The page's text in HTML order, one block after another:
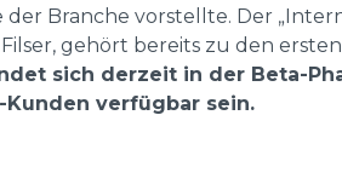
der Branche vorstellte. Der
gehört bereits zu den
sich derzeit in der Beta-
Kunden verfügbar sein.